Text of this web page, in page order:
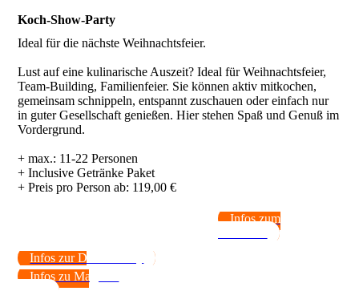
Koch-Show-Party
Ideal für die nächste Weihnachtsfeier.
Lust auf eine kulinarische Auszeit? Ideal für Weihnachtsfeier,
Team-Building, Familienfeier. Sie können aktiv mitkochen,
gemeinsam schnippeln, entspannt zuschauen oder einfach nur
in guter Gesellschaft genießen. Hier stehen Spaß und Genuß im
Vordergrund.
+ max.: 11-22 Personen
+ Inclusive Getränke Paket
Infos zum
Infos zur Dinner-Party
Infos zu Magie &